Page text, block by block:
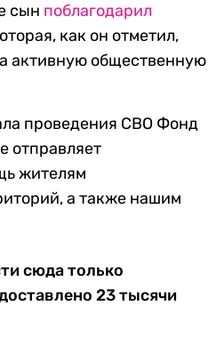
сын поблагодарил
как он отметил,
активную общественную
проведения СВО Фонд
отправляет
жителям
а также нашим
сюда только
23 тысячи